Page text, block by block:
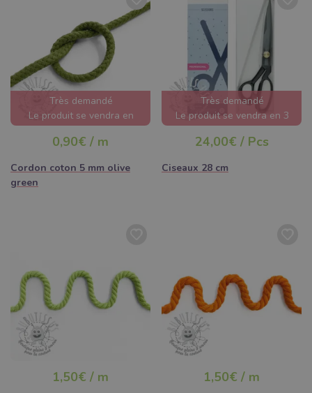
Très demandé
Le produit se vendra en
0,90€ / m
Cordon coton 5 mm olive
green
Très demandé
Le produit se vendra en 3
24,00€ / Pcs
Ciseaux 28 cm
1,50€ / m 1,50€ / m